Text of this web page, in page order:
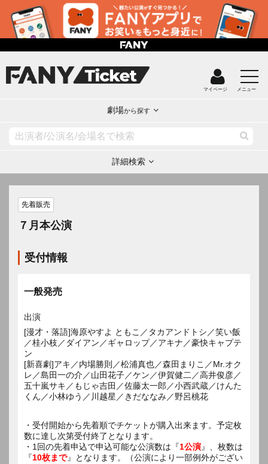
マイページ メニュー
劇場から探す
詳細検索
先着販売
７月本公演
受付情報
一般発売
出演
[漫才・落語]海原やすよ ともこ／タカアンドトシ／笑い飯
／桂小枝／ダイアン／ギャロップ／アキナ／豪快キャプテ
ン
[新喜劇]アキ／内場勝則／松浦真也／森田まりこ／Mr.オク
レ／島田一の介／山田花子／ケン／伊賀健二／高井俊彦／
五十嵐サキ／もじゃ吉田／佐藤太一郎／小西武蔵／けんた
くん／小林ゆう／川越星／きだななみ／野呂桃花
・受付開始から先着順でチケットが購入出来ます。予定枚
数に達し次第受付終了となります。
・1回の先着申込で申込可能な公演数は『1公演』、枚数は
『10枚まで』となります。（公演により一部例外がござい